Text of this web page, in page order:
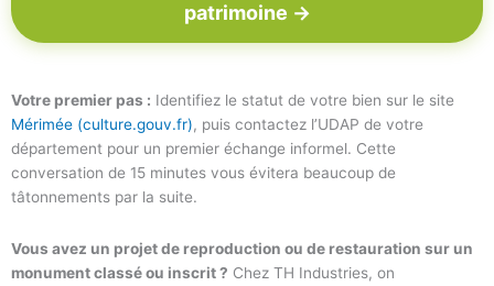
patrimoine →
Votre premier pas : Identifiez le statut de votre bien sur le site
Mérimée (culture.gouv.fr), puis contactez l’UDAP de votre
département pour un premier échange informel. Cette
conversation de 15 minutes vous évitera beaucoup de
tâtonnements par la suite.
Vous avez un projet de reproduction ou de restauration sur un
monument classé ou inscrit ? Chez TH Industries, on